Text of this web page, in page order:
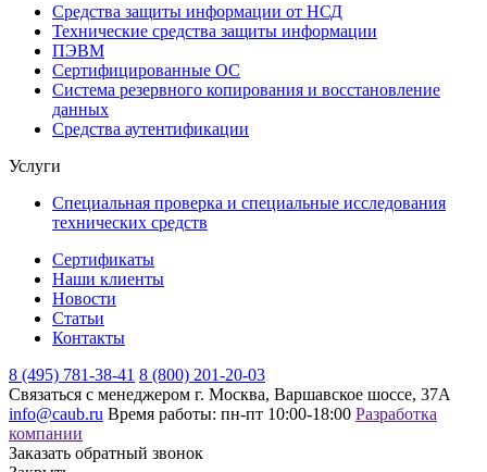
Средства защиты информации от НСД
Технические средства защиты информации
ПЭВМ
Сертифицированные ОС
Система резервного копирования и восстановление
данных
Средства аутентификации
Услуги
Специальная проверка и специальные исследования
технических средств
Сертификаты
Наши клиенты
Новости
Статьи
Контакты
8 (495) 781-38-41 8 (800) 201-20-03
Связаться с менеджером г. Москва, Варшавское шоссе, 37А
info@caub.ru Время работы: пн-пт 10:00-18:00 Разработка
компании
Заказать обратный звонок